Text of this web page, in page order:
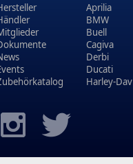
Aprilia
BMW
Buell
Cagiva
Derbi
Ducati
Harley-